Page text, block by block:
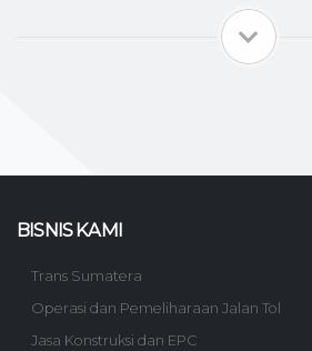
BISNIS KAMI
Trans Sumatera
Operasi dan Pemeliharaan Jalan Tol
Jasa Konstruksi dan EPC